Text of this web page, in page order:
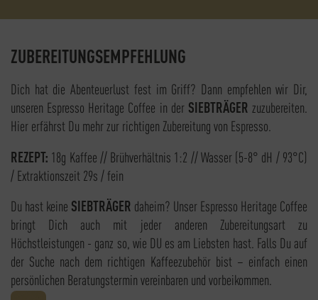
ZUBEREITUNGSEMPFEHLUNG
Dich hat die Abenteuerlust fest im Griff? Dann empfehlen wir Dir,
unseren Espresso Heritage Coffee in der SIEBTRÄGER zuzubereiten.
Hier erfährst Du mehr zur richtigen Zubereitung von Espresso.
REZEPT: 18g Kaffee // Brühverhältnis 1:2 // Wasser (5-8° dH / 93°C)
/ Extraktionszeit 29s / fein
Du hast keine SIEBTRÄGER daheim? Unser Espresso Heritage Coffee
bringt Dich auch mit jeder anderen Zubereitungsart zu
Höchstleistungen - ganz so, wie DU es am Liebsten hast. Falls Du auf
der Suche nach dem richtigen Kaffeezubehör bist – einfach einen
persönlichen Beratungstermin vereinbaren und vorbeikommen.